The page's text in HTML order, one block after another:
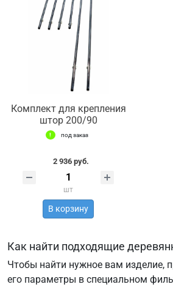
Комплект для крепления
штор 200/90
под заказ
2 936 руб.
шт
В корзину
Как найти подходящие
Чтобы найти нужное вам изделие,
его параметры в специальном